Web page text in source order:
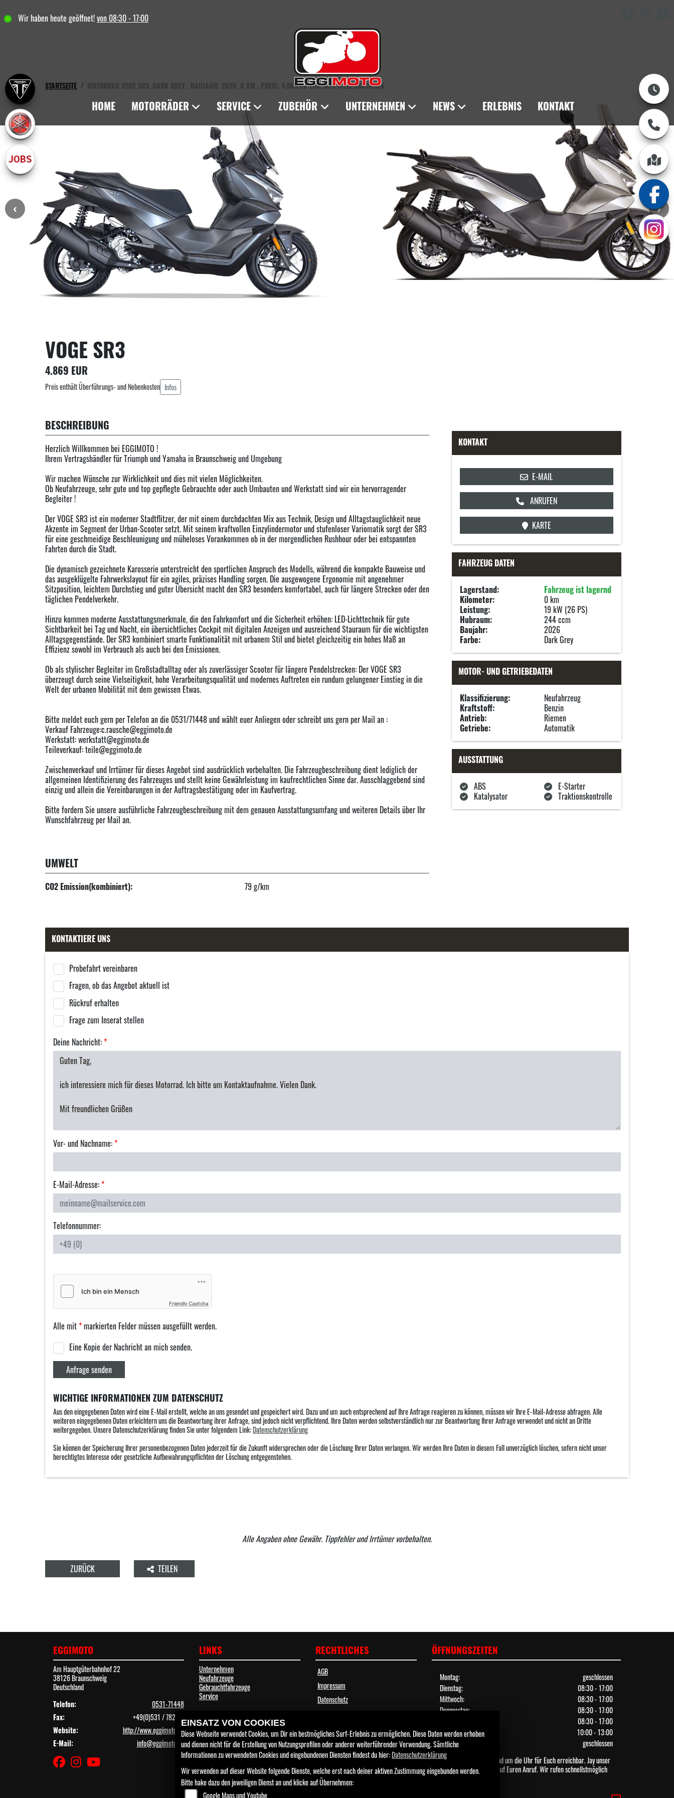
Wir haben heute geöffnet!von 08:30 - 17:00
HOME MOTORRÄDER SERVICE ZUBEHÖR UNTERNEHMEN NEWS ERLEBNIS KONTAKT
STARTSEITE MOTORRAD VOGE SR3, DARK GREY , BAUJAHR: 2026, 0 KM , PREIS: 4.869,00 EUR. AUS NIEDERSACHSEN
VOGE SR3
4.869 EUR
Preis enthält Überführungs- und Nebenkosten Infos
BESCHREIBUNG
Herzlich Willkommen bei EGGIMOTO !
Ihrem Vertragshändler für Triumph und Yamaha in Braunschweig und Umgebung
Wir machen Wünsche zur Wirklichkeit und dies mit vielen Möglichkeiten.
Ob Neufahrzeuge, sehr gute und top gepflegte Gebrauchte oder auch Umbauten und Werkstatt sind wir ein hervorragender
Begleiter !
Der VOGE SR3 ist ein moderner Stadtflitzer, der mit einem durchdachten Mix aus Technik, Design und Alltagstauglichkeit neue
Akzente im Segment der Urban-Scooter setzt. Mit seinem kraftvollen Einzylindermotor und stufenloser Variomatik sorgt der SR3
für eine geschmeidige Beschleunigung und müheloses Vorankommen ob in der morgendlichen Rushhour oder bei entspannten
Fahrten durch die Stadt.
Die dynamisch gezeichnete Karosserie unterstreicht den sportlichen Anspruch des Modells, während die kompakte Bauweise und
das ausgeklügelte Fahrwerkslayout für ein agiles, präzises Handling sorgen. Die ausgewogene Ergonomie mit angenehmer
Sitzposition, leichtem Durchstieg und guter Übersicht macht den SR3 besonders komfortabel, auch für längere Strecken oder den
täglichen Pendelverkehr.
Hinzu kommen moderne Ausstattungsmerkmale, die den Fahrkomfort und die Sicherheit erhöhen: LED-Lichttechnik für gute
Sichtbarkeit bei Tag und Nacht, ein übersichtliches Cockpit mit digitalen Anzeigen und ausreichend Stauraum für die wichtigsten
Alltagsgegenstände. Der SR3 kombiniert smarte Funktionalität mit urbanem Stil und bietet gleichzeitig ein hohes Maß an
Effizienz sowohl im Verbrauch als auch bei den Emissionen.
Ob als stylischer Begleiter im Großstadtalltag oder als zuverlässiger Scooter für längere Pendelstrecken: Der VOGE SR3
überzeugt durch seine Vielseitigkeit, hohe Verarbeitungsqualität und modernes Auftreten ein rundum gelungener Einstieg in die
Welt der urbanen Mobilität mit dem gewissen Etwas.
Bitte meldet euch gern per Telefon an die 0531/71448 und wählt euer Anliegen oder schreibt uns gern per Mail an :
Verkauf Fahrzeuge:c.rausche@eggimoto.de
Werkstatt: werkstatt@eggimoto.de
Teileverkauf: teile@eggimoto.de
Zwischenverkauf und Irrtümer für dieses Angebot sind ausdrücklich vorbehalten. Die Fahrzeugbeschreibung dient lediglich der
allgemeinen Identifizierung des Fahrzeuges und stellt keine Gewährleistung im kaufrechtlichen Sinne dar. Ausschlaggebend sind
einzig und allein die Vereinbarungen in der Auftragsbestätigung oder im Kaufvertrag.
Bitte fordern Sie unsere ausführliche Fahrzeugbeschreibung mit dem genauen Ausstattungsumfang und weiteren Details über Ihr
Wunschfahrzeug per Mail an.
UMWELT
CO2 Emission(kombiniert): 79 g/km
KONTAKT
E-MAIL
ANRUFEN
KARTE
FAHRZEUG DATEN
Lagerstand:
Fahrzeug ist lagernd
Kilometer:
0 km
Leistung:
19 kW (26 PS)
Hubraum:
244 ccm
Baujahr:
2026
Farbe:
Dark Grey
MOTOR- UND GETRIEBEDATEN
Klassifizierung:
Neufahrzeug
Kraftstoff:
Benzin
Antrieb:
Riemen
Getriebe:
Automatik
AUSSTATTUNG
ABS
E-Starter
Katalysator
Traktionskontrolle
KONTAKTIERE UNS
Probefahrt vereinbaren
Fragen, ob das Angebot aktuell ist
Rückruf erhalten
Frage zum Inserat stellen
Deine Nachricht:*
Vor- und Nachname:*
E-Mail-Adresse:*
Telefonnummer:
Friendly Captcha
Alle mit*markierten Felder müssen ausgefüllt werden.
Eine Kopie der Nachricht an mich senden.
Anfrage senden
WICHTIGE INFORMATIONEN ZUM DATENSCHUTZ
Aus den eingegebenen Daten wird eine E-Mail erstellt, welche an uns gesendet und gespeichert wird. Dazu und um auch entsprechend auf Ihre Anfrage reagieren zu können, müssen wir Ihre E-Mail-Adresse abfragen. Alle
weiteren eingegebenen Daten erleichtern uns die Beantwortung ihrer Anfrage, sind jedoch nicht verpflichtend. Ihre Daten werden selbstverständlich nur zur Beantwortung Ihrer Anfrage verwendet und nicht an Dritte
weitergegeben. Unsere Datenschutzerklärung finden Sie unter folgendem Link:Datenschutzerklärung
Sie können der Speicherung Ihrer personenbezogenen Daten jederzeit für die Zukunft widersprechen oder die Löschung Ihrer Daten verlangen. Wir werden Ihre Daten in diesem Fall unverzüglich löschen, sofern nicht unser
berechtigtes Interesse oder gesetzliche Aufbewahrungspflichten der Löschung entgegenstehen.
Alle Angaben ohne Gewähr. Tippfehler und Irrtümer vorbehalten.
ZURÜCK TEILEN
EGGIMOTO
Am Hauptgüterbahnhof 22
38126 Braunschweig
Deutschland
Telefon:
0531-71448
Fax:
+49(0)531 / 782 08
Website:
http://www.eggimoto.de
E-Mail:
info@eggimoto.de
LINKS
Unternehmen
Neufahrzeuge
Gebrauchtfahrzeuge
Service
RECHTLICHES
AGB
Impressum
Datenschutz
ÖFFNUNGSZEITEN
Montag:
geschlossen
Dienstag:
08:30 - 17:00
Mittwoch:
08:30 - 17:00
Donnerstag:
08:30 - 17:00
08:30 - 17:00
Samstag:
10:00 - 13:00
Sonntag:
geschlossen
Wir sind Telefonisch rund um die Uhr für Euch erreichbar. Jay unser
KI-Assistent freut sich auf Euren Anruf. Wir rufen schnellstmöglich
EINSATZ VON COOKIES
Diese Webseite verwendet Cookies, um Dir ein bestmögliches Surf-Erlebnis zu ermöglichen. Diese Daten werden erhoben
und dienen nicht für die Erstellung von Nutzungsprofilen oder anderer weiterführender Verwendung. Sämtliche
Informationen zu verwendeten Cookies und eingebundenen Diensten findest du hier:Datenschutzerklärung
Wir verwenden auf dieser Website folgende Dienste, welche erst nach deiner aktiven Zustimmung eingebunden werden.
Bitte hake dazu den jeweiligen Dienst an und klicke auf Übernehmen:
Google Maps und Youtube